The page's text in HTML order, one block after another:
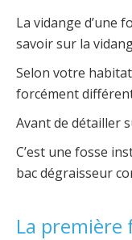
La vidange d’une
savoir sur la
Selon votre
forcément
Avant de détailler
C’est une fosse
bac dégraisseur
La